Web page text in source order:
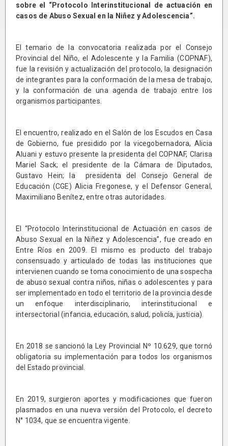
sobre el “Protocolo Interinstitucional de actuación en
casos de Abuso Sexual en la Niñez y Adolescencia”.
El temario de la convocatoria realizada por el Consejo
Provincial del Niño, el Adolescente y la Familia (COPNAF),
fue la revisión y actualización del protocolo, la designación
de integrantes para la conformación de la mesa de trabajo,
y la conformación de una agenda de trabajo entre los
organismos participantes.
El encuentro, realizado en el Salón de los Escudos en Casa
de Gobierno, fue presidido por la vicegobernadora, Alicia
Aluani y estuvo presente la presidenta del COPNAF, Clarisa
Mariel Sack; el presidente de la Cámara de Diputados,
Gustavo Hein; la presidenta del Consejo General de
Educación (CGE) Alicia Fregonese, y el Defensor General,
Maximiliano Benítez, entre otras autoridades.
El “Protocolo Interinstitucional de Actuación en casos de
Abuso Sexual en la Niñez y Adolescencia”, fue creado en
Entre Ríos en 2009. El mismo es producto del trabajo
consensuado y articulado de todas las instituciones que
intervienen cuando se toma conocimiento de una sospecha
de abuso sexual contra niños, niñas o adolescentes y para
ser implementado en todo el territorio de la provincia desde
un enfoque interdisciplinario, interinstitucional e
intersectorial (infancia, educación, salud, policía, justicia).
En 2018 se sancionó la Ley Provincial Nº 10.629, que tornó
obligatoria su implementación para todos los organismos
del Estado provincial.
En 2019, surgieron aportes y modificaciones que fueron
plasmados en una nueva versión del Protocolo, el decreto
N° 1034, que se encuentra vigente.